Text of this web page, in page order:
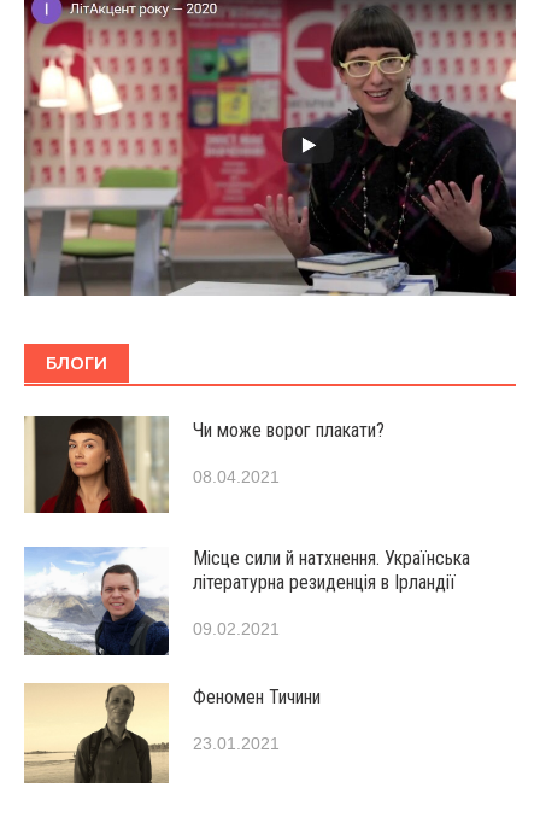
БЛОГИ
Чи може ворог плакати?
08.04.2021
Місце сили й натхнення. Українська
літературна резиденція в Ірландії
09.02.2021
Феномен Тичини
23.01.2021